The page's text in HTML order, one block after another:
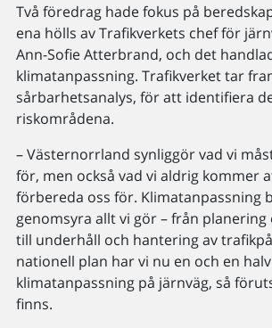
Två föredrag hade fokus på
ena hölls av Trafikverkets chef för
Ann-Sofie Atterbrand, och det
klimatanpassning. Trafikverket tar
sårbarhetsanalys, för att identifiera
riskområdena.
– Västernorrland synliggör vad vi
för, men också vad vi aldrig kommer
förbereda oss för. Klimatanpassning
genomsyra allt vi gör – från planering
till underhåll och hantering av
nationell plan har vi nu en och en
klimatanpassning på järnväg, så
finns.